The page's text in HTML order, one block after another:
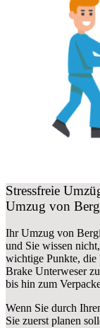
Stressfreie
Umzug von
Ihr Umzug von
und Sie wissen
wichtige Punkte, die
Brake Unterweser
bis hin zum
Wenn Sie durch
Sie zuerst planen